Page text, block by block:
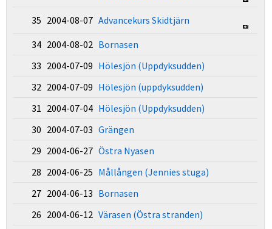
35 2004-08-07 Advancekurs Skidtjärn
34 2004-08-02 Bornasen
33 2004-07-09 Hölesjön (Uppdyksudden)
32 2004-07-09 Hölesjön (uppdyksudden)
31 2004-07-04 Hölesjön (Uppdyksudden)
30 2004-07-03 Grängen
29 2004-06-27 Östra Nyasen
28 2004-06-25 Mållången (Jennies stuga)
27 2004-06-13 Bornasen
26 2004-06-12 Värasen (Östra stranden)